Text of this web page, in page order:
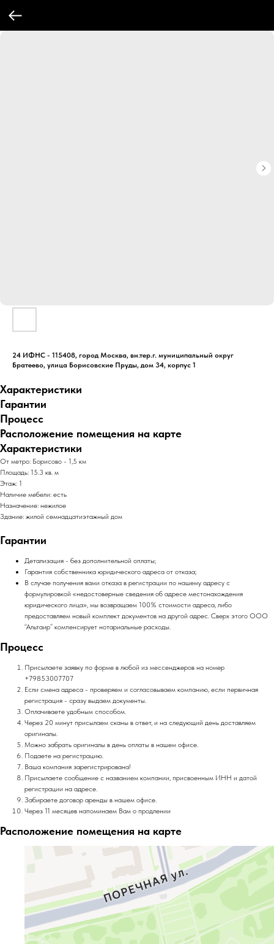
24 ИФНС - 115408, город Москва, вн.тер.г. муниципальный округ
Братеево, улица Борисовские Пруды, дом 34, корпус 1
Характеристики
Гарантии
Процесс
Расположение помещения на карте
Характеристики
От метро: Борисово - 1,5 км
Площадь: 15.3 кв. м
Этаж: 1
Наличие мебели: есть
Назначение: нежилое
Здание: жилой семнадцатиэтажный дом
Гарантии
Детализация - без дополнительной оплаты;
Гарантия собственника юридического адреса от отказа;
В случае получения вами отказа в регистрации по нашему адресу с
формулировкой «недостоверные сведения об адресе местонахождения
юридического лица», мы возвращаем 100% стоимости адреса, либо
предоставляем новый комплект документов на другой адрес. Сверх этого ООО
“Альтаир” компенсирует нотариальные расходы.
Процесс
Присылаете заявку по форме в любой из мессенджеров на номер
+79853007707
Если смена адреса - проверяем и согласовываем компанию, если первичная
регистрация - сразу выдаем документы.
Оплачиваете удобным способом.
Через 20 минут присылаем сканы в ответ, и на следующий день доставляем
оригиналы.
Можно забрать оригиналы в день оплаты в нашем офисе.
Подаете на регистрацию.
Ваша компания зарегистрирована!
Присылаете сообщение с названием компании, присвоенным ИНН и датой
регистрации на адресе.
Забираете договор аренды в нашем офисе.
Через 11 месяцев напоминаем Вам о продлении
Расположение помещения на карте